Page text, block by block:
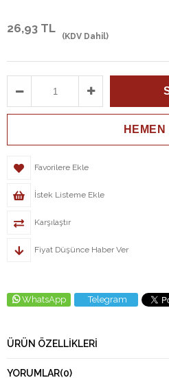
26,93 TL
(KDV Dahil)
Favorilere Ekle
İstek Listeme Ekle
Karşılaştır
Fiyat Düşünce Haber Ver
WhatsApp Telegram
ÜRÜN ÖZELLIKLERI
YORUMLAR(0)